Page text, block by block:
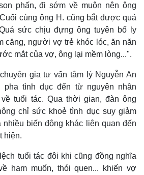
Ô tô - Xe máy
phấn, đi sớm về muộn nên ông
cùng ông H. cũng bắt được quả
sức chịu đựng ông tuyên bố ly
căng, người vợ trẻ khóc lóc, ăn năn
mắt của vợ, ông lại mềm lòng...".
gia tư vấn tâm lý Nguyễn An
pha tình dục đến từ nguyên nhân
tuổi tác. Qua thời gian, đàn ông
chỉ sức khoẻ tình dục suy giảm
nhiều biến động khác liên quan đến
hiện.
tuổi tác đôi khi cũng đồng nghĩa
ham muốn, thói quen... khiến vợ